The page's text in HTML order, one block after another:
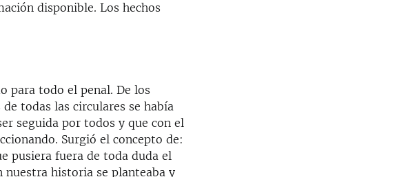
disponible. Los hechos
para todo el penal. De los
todas las circulares se había
seguida por todos y que con el
Surgió el concepto de:
pusiera fuera de toda duda el
historia se planteaba y